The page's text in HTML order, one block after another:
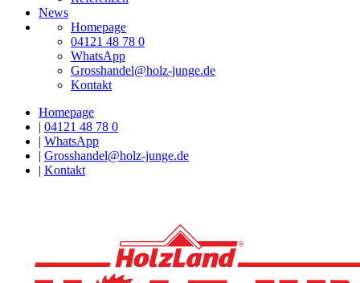
News
Homepage
04121 48 78 0
WhatsApp
Grosshandel@holz-junge.de
Kontakt
Homepage
| 04121 48 78 0
| WhatsApp
| Grosshandel@holz-junge.de
| Kontakt